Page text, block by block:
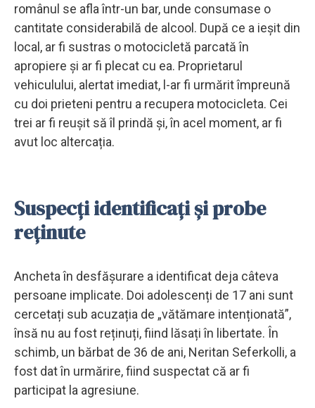
românul se afla într-un bar, unde consumase o
cantitate considerabilă de alcool. După ce a ieșit din
local, ar fi sustras o motocicletă parcată în
apropiere și ar fi plecat cu ea. Proprietarul
vehiculului, alertat imediat, l-ar fi urmărit împreună
cu doi prieteni pentru a recupera motocicleta. Cei
trei ar fi reușit să îl prindă și, în acel moment, ar fi
avut loc altercația.
Suspecți identificați și probe
reținute
Ancheta în desfășurare a identificat deja câteva
persoane implicate. Doi adolescenți de 17 ani sunt
cercetați sub acuzația de „vătămare intenționată”,
însă nu au fost reținuți, fiind lăsați în libertate. În
schimb, un bărbat de 36 de ani, Neritan Seferkolli, a
fost dat în urmărire, fiind suspectat că ar fi
participat la agresiune.